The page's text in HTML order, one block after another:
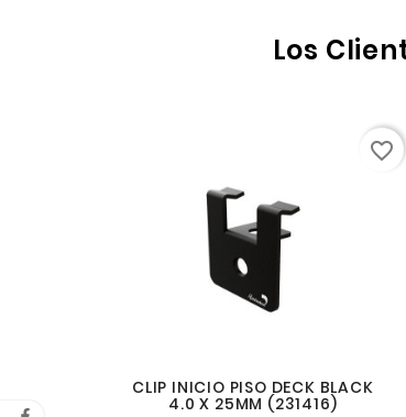
Los
CLIP INICIO PISO DECK BLACK
4.0 X 25MM (231416)
favorite_border